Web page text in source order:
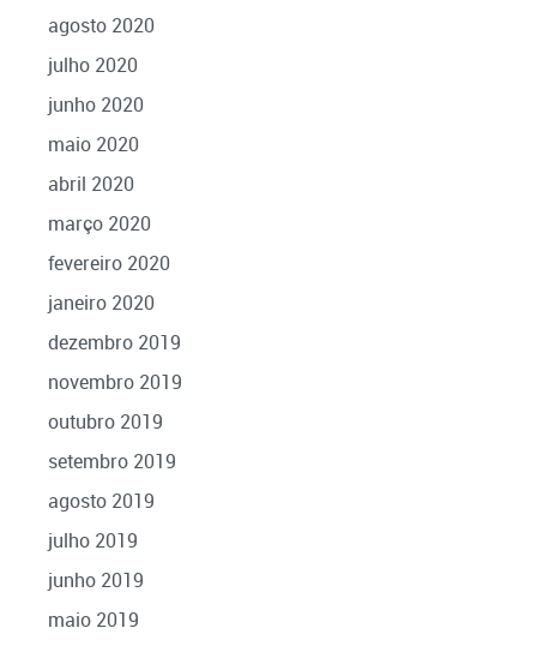
agosto 2020
julho 2020
junho 2020
maio 2020
abril 2020
março 2020
fevereiro 2020
janeiro 2020
dezembro 2019
novembro 2019
outubro 2019
setembro 2019
agosto 2019
julho 2019
junho 2019
maio 2019